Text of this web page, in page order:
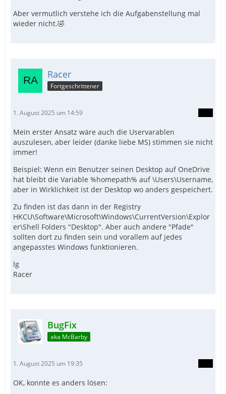
Aber vermutlich verstehe ich die Aufgabenstellung mal
wieder nicht.🤣
Racer
Fortgeschrittener
1. August 2025 um 14:59
Mein erster Ansatz wäre auch die Uservarablen
auszulesen, aber leider (danke liebe MS) stimmen sie nicht
immer!
Beispiel: Wenn ein Benutzer seinen Desktop auf OneDrive
hat bleibt die Variable %homepath% auf \Users\Username,
aber in Wirklichkeit ist der Desktop wo anders gespeichert.
Zu finden ist das dann in der Registry
HKCU\Software\Microsoft\Windows\CurrentVersion\Explor
er\Shell Folders "Desktop". Aber auch andere "Pfade"
sollten dort zu finden sein und vorallem auf jedes
angepasstes Windows funktionieren.
lg
Racer
BugFix
aka McBarby
1. August 2025 um 19:35
OK, konnte es anders lösen: